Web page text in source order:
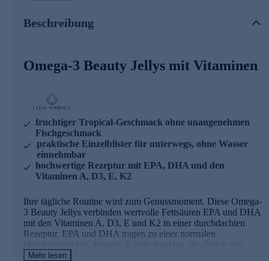
leckeren Jellys mit tropischem Fruchtgeschmack lassen sich
Tag. Laktosefrei, glutenfrei und ohne Zuckerzusatz. Eine
hochwertige Ergänzung für alle, die Wert auf Qualität und
Beschreibung
Omega-3 Beauty Jellys mit Vitaminen
fruchtiger Tropical-Geschmack ohne unangenehmen
Fischgeschmack
praktische Einzelblister für unterwegs, ohne Wasser
einnehmbar
hochwertige Rezeptur mit EPA, DHA und den
Vitaminen A, D3, E, K2
Ihre tägliche Routine wird zum Genussmoment. Diese Omega-
3 Beauty Jellys verbinden wertvolle Fettsäuren EPA und DHA
mit den Vitaminen A, D3, E und K2 in einer durchdachten
Rezeptur. EPA und DHA tragen zu einer normalen
Herzfunktion bei. Vitamin E trägt dazu bei, die Zellen vor
oxidativem Stress zu schützen. Vitamin A und D unterstützen
Mehr lesen